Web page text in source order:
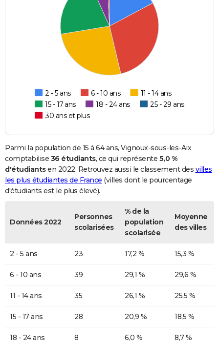
2 - 5 ans 6 - 10 ans
11 - 14 ans
15 - 17 ans
18 - 24 ans
25 - 29 ans
30 ans et plus
Parmi la population de 15 à 64 ans, Vignoux-sous-les-Aix
comptabilise 36 étudiants, ce qui représente 5,0 %
d'étudiantsen 2022. Retrouvez aussi le classement des villes
les plus étudiantes de France (villes dont le pourcentage
d'étudiants est le plus élevé).
Données 2022
Personnes
scolarisées
% de la
population
scolarisée
Moyenne
des villes
2 - 5 ans 23 17,2 % 15,3 %
6 - 10 ans 39 29,1 % 29,6 %
11 - 14 ans 35 26,1 % 25,5 %
15 - 17 ans 28 20,9 % 18,5 %
18 - 24 ans 8 6,0 % 8,7 %